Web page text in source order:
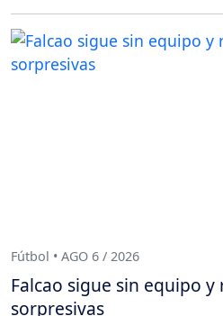
Fútbol • AGO 6 / 2026
Falcao sigue sin equipo
sorpresivas